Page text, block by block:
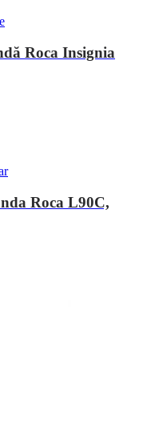
Roca Insignia
Roca L90C,